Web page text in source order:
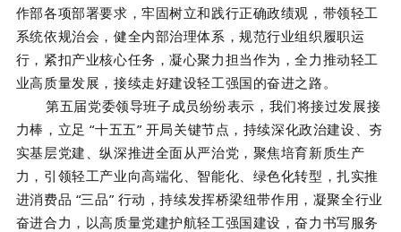
作部各项部署要求，牢固树立和践行正确政绩观，带领轻工
系统依规治会，健全内部治理体系，规范行业组织履职运
行，紧扣产业核心任务，凝心聚力担当作为，全力推动轻工
业高质量发展，接续走好建设轻工强国的奋进之路。
第五届党委领导班子成员纷纷表示，我们将接过发展接
力棒，立足 “十五五” 开局关键节点，持续深化政治建设、夯
实基层党建、纵深推进全面从严治党，聚焦培育新质生产
力，引领轻工产业向高端化、智能化、绿色化转型，扎实推
进消费品 “三品” 行动，持续发挥桥梁纽带作用，凝聚全行业
奋进合力，以高质量党建护航轻工强国建设，奋力书写服务